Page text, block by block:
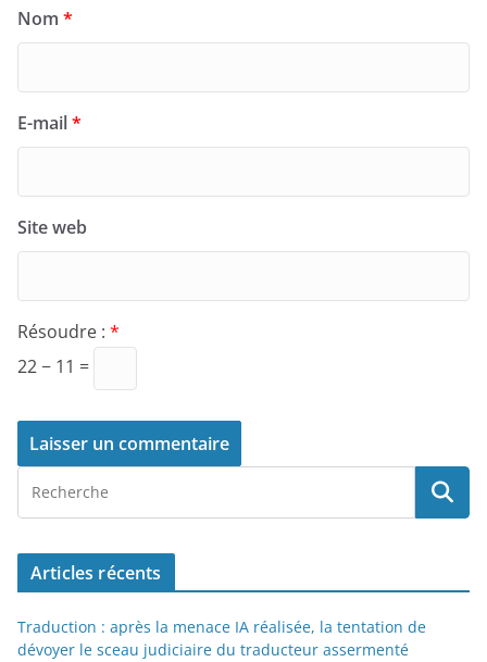
Nom *
E-mail*
Site web
Résoudre : *
22 − 11 =
Articles récents
Traduction : après la menace IA réalisée, la tentation de
dévoyer le sceau judiciaire du traducteur assermenté